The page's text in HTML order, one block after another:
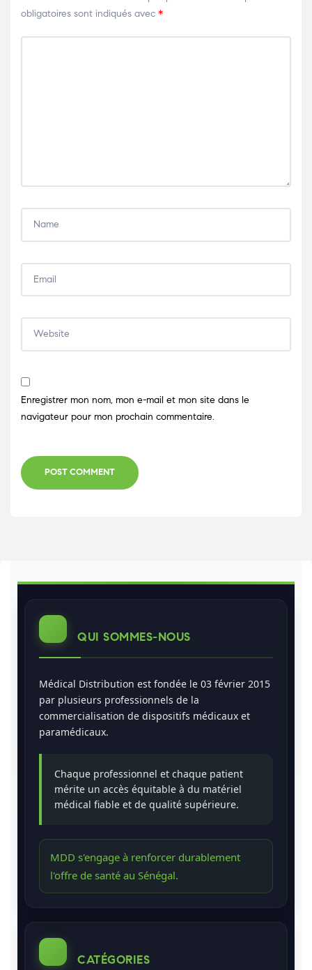
obligatoires sont indiqués avec *
Enregistrer mon nom, mon e-mail et mon site dans le
navigateur pour mon prochain commentaire.
POST COMMENT
QUI SOMMES-NOUS
Médical Distribution est fondée le 03 février 2015
par plusieurs professionnels de la
commercialisation de dispositifs médicaux et
paramédicaux.
Chaque professionnel et chaque patient
mérite un accès équitable à du matériel
médical fiable et de qualité supérieure.
MDD s'engage à renforcer durablement
l'offre de santé au Sénégal.
CATÉGORIES